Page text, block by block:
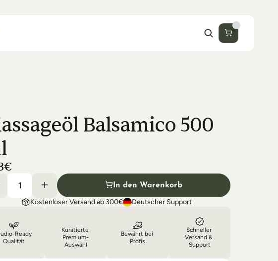
Balsamico 500
In den Warenkorb
Kostenloser Versand ab 300€ Deutscher Support
Ready
Qualität
Kuratierte
Premium-
Auswahl
Bewährt bei
Profis
Schneller
Versand &
Support